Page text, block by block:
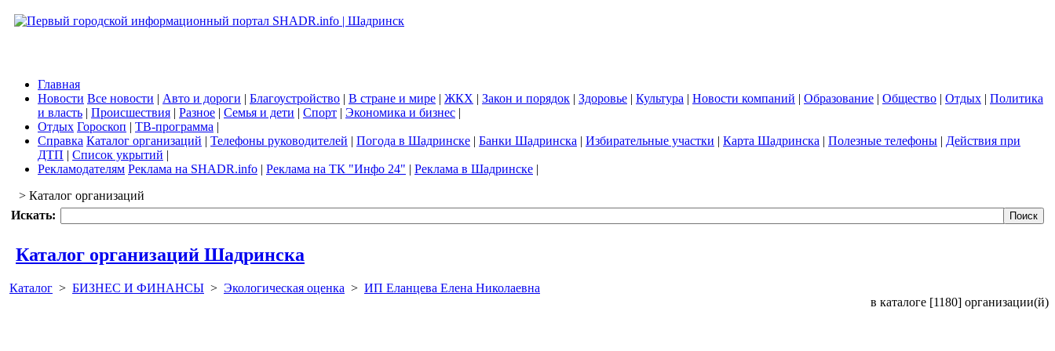
Главная
Новости Все новости | Авто и дороги | Благоустройство | В стране и мире | ЖКХ | Закон и порядок | Здоровье | Культура | Новости компаний | Образование | Общество | Отдых | Политика
и власть | Происшествия | Разное | Семья и дети | Спорт | Экономика и бизнес |
Отдых Гороскоп | ТВ-программа |
Справка Каталог организаций | Телефоны руководителей | Погода в Шадринске | Банки Шадринска | Избирательные участки | Карта Шадринска | Полезные телефоны | Действия при
ДТП | Список укрытий |
Рекламодателям Реклама на SHADR.info | Реклама на ТК "Инфо 24" | Реклама в Шадринске |
> Каталог организаций
Искать:
Каталог организаций Шадринска
Каталог > БИЗНЕС И ФИНАНСЫ > Экологическая оценка > ИП Еланцева Елена Николаевна
в каталоге [1180] организации(й)